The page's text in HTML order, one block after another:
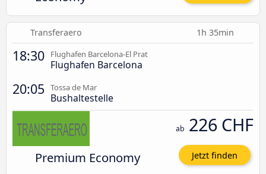
Transferaero 1h 35min
18:30 Flughafen Barcelona-El Prat
Flughafen Barcelona
20:05 Tossa de Mar
Bushaltestelle
Premium Economy
ab 226 CHF
Jetzt finden